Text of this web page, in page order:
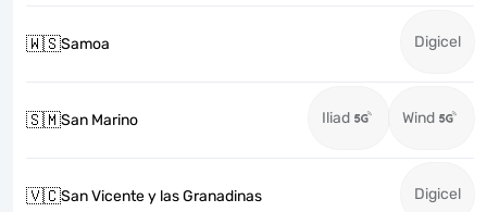
🇼🇸Samoa Digicel
🇸🇲San Marino Iliad Wind
🇻🇨San Vicente y las Granadinas Digicel